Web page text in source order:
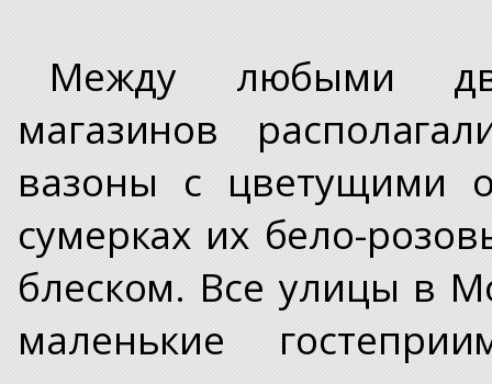
Между любыми
магазинов
вазоны с цветущими
сумерках их бело-
блеском. Все улицы в
маленькие